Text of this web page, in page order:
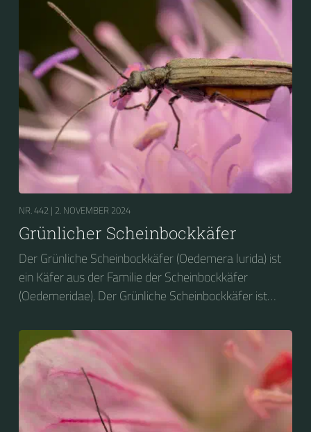
NR. 442 | 2. NOVEMBER 2024
Grünlicher Scheinbockkäfer
Der Grünliche Scheinbockkäfer (Oedemera lurida) ist
ein Käfer aus der Familie der Scheinbockkäfer
(Oedemeridae). Der Grünliche Scheinbockkäfer ist
Scheinbockkäfer (Oedemera nobilis).